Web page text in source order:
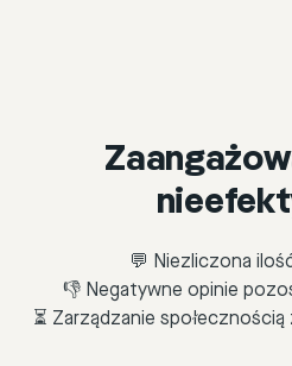
💬 Niezliczona
👎 Negatywne opinie
⏳ Zarządzanie